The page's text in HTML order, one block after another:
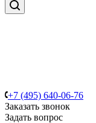
+7 (495) 640-06-76
Заказать звонок
Задать вопрос